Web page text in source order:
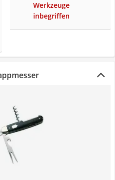
Werkzeuge
inbegriffen